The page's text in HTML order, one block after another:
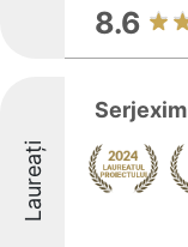
8.6
Laureați
Serjexim